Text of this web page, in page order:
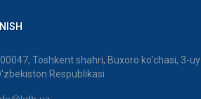
Toshkent shahri, Buxoro ko'chasi, 3-uy
Respublikasi